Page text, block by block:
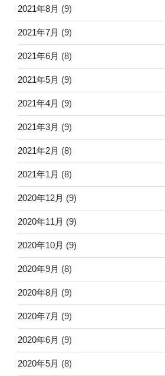
2021年8月 (9)
2021年7月 (9)
2021年6月 (8)
2021年5月 (9)
2021年4月 (9)
2021年3月 (9)
2021年2月 (8)
2021年1月 (8)
2020年12月 (9)
2020年11月 (9)
2020年10月 (9)
2020年9月 (8)
2020年8月 (9)
2020年7月 (9)
2020年6月 (9)
2020年5月 (8)